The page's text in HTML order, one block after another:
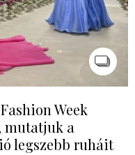
Week
mutatjuk a
legszebb ruháit